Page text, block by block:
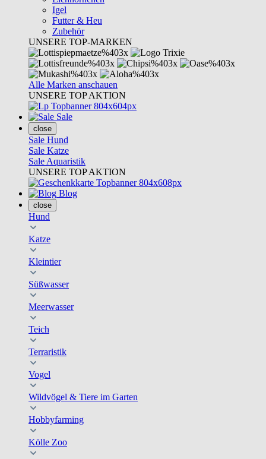
Igel
Futter & Heu
Zubehör
UNSERE TOP-MARKEN
Alle Marken anschauen
UNSERE TOP AKTION
Sale
close
Sale Hund
Sale Katze
Sale Aquaristik
UNSERE TOP AKTION
Blog
close
Hund
Katze
Kleintier
Süßwasser
Meerwasser
Teich
Terraristik
Vogel
Wildvögel & Tiere im Garten
Hobbyfarming
Kölle Zoo